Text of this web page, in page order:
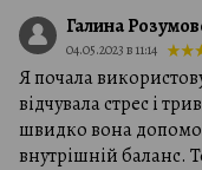
Галина
04.05.2023 в 11:14
Я почала
відчувала стрес і
швидко вона
внутрішній баланс.